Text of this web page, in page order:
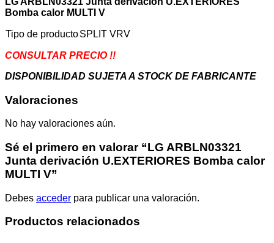
V
Bomba calor MULTI V
Tipo de productoSPLIT VRV
CONSULTAR PRECIO !!
DISPONIBILIDAD SUJETA A STOCK DE FABRICANTE
Valoraciones
No hay valoraciones aún.
Sé el primero en valorar “LG ARBLN03321
Junta derivación U.EXTERIORES Bomba calor
MULTI V”
Debes acceder para publicar una valoración.
Productos relacionados